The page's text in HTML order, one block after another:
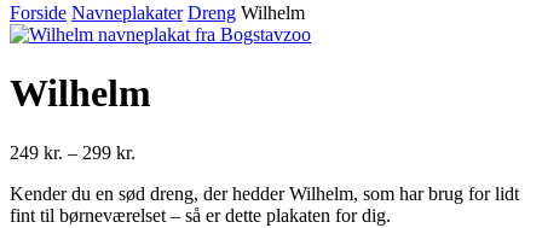
Forside Navneplakater Dreng Wilhelm
Wilhelm
249 kr. – 299 kr.
til
299 kr.
Kender du en sød dreng, der hedder Wilhelm, som har brug for lidt
fint til børneværelset – så er dette plakaten for dig.